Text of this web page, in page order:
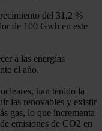
del 31,2 %
de 100 Gwh en este
a las energías
el año.
han tenido la
las renovables y existir
gas, lo que incrementa
emisiones de CO2 en